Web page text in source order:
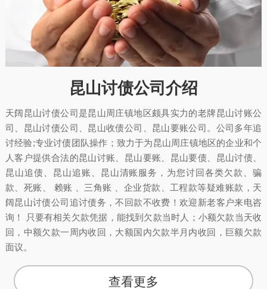
昆山讨债公司介绍
天阔昆山讨债公司是昆山周庄镇地区颇具实力的老牌昆山讨账公
司、昆山讨债公司、昆山收债公司、昆山要账公司。公司多年追
讨经验;专业讨债团队操作；致力于为昆山周庄镇地区的企业和个
人客户提供合法的昆山讨账、昆山要账、昆山要债、昆山讨债、
昆山追债、昆山追账、昆山清账服务，为您讨回各类欠款、骗
款、死账、 赖账 、三角账 、企业货款、工程款等疑难账款，天
阔昆山讨债公司追讨债务，不回款不收费！欢迎新老客户来电咨
询！ 只要有相关欠款凭据，能找到欠款当时人；小额欠款当天收
回，中额欠款一周内收回，大额国内欠款半月内收回，巨额欠款
面议。
查看更多